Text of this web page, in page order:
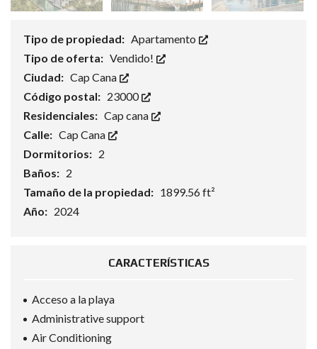
Tipo de propiedad: Apartamento
Tipo de oferta: Vendido!
Ciudad: Cap Cana
Código postal: 23000
Residenciales: Cap cana
Calle: Cap Cana
Dormitorios: 2
Baños: 2
Tamaño de la propiedad: 1899.56 ft²
Año: 2024
CARACTERÍSTICAS
Acceso a la playa
Administrative support
Air Conditioning